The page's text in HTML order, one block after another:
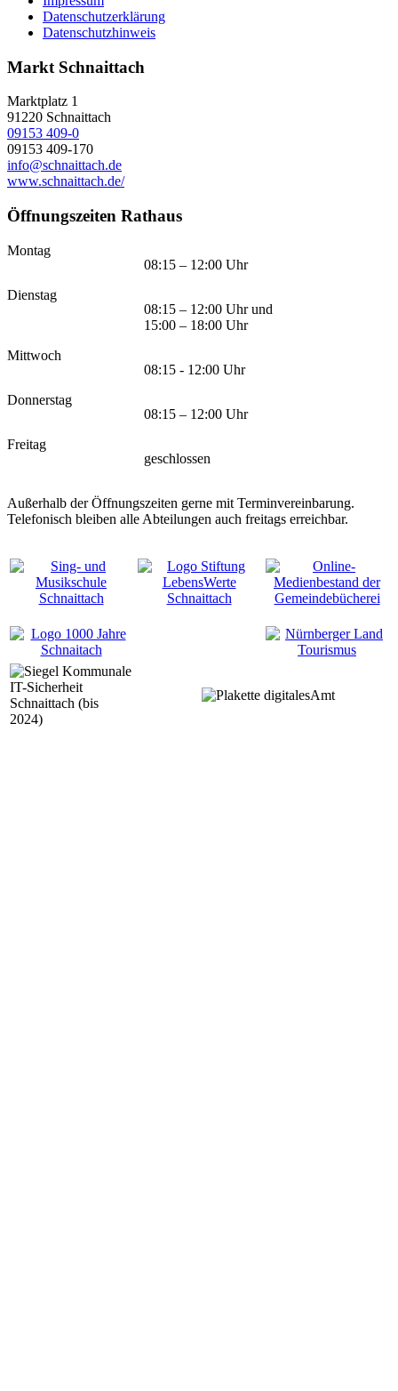
Datenschutzerklärung
Datenschutzhinweis
Markt Schnaittach
Marktplatz 1
91220 Schnaittach
09153 409-0
09153 409-170
info@schnaittach.de
www.schnaittach.de/
Öffnungszeiten Rathaus
Montag
08:15 – 12:00 Uhr
Dienstag
08:15 – 12:00 Uhr und
15:00 – 18:00 Uhr
Mittwoch
08:15 - 12:00 Uhr
Donnerstag
08:15 – 12:00 Uhr
Freitag
geschlossen
Außerhalb der Öffnungszeiten gerne mit Terminvereinbarung.
Telefonisch bleiben alle Abteilungen auch freitags erreichbar.